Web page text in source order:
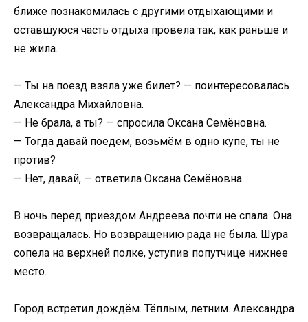
ближе познакомилась с другими отдыхающими и
оставшуюся часть отдыха провела так, как раньше и
не жила.
— Ты на поезд взяла уже билет? — поинтересовалась
Александра Михайловна.
— Не брала, а ты? — спросила Оксана Семёновна.
— Тогда давай поедем, возьмём в одно купе, ты не
против?
— Нет, давай, — ответила Оксана Семёновна.
В ночь перед приездом Андреева почти не спала. Она
возвращалась. Но возвращению рада не была. Шура
сопела на верхней полке, уступив попутчице нижнее
место.
Город встретил дождём. Тёплым, летним. Александра